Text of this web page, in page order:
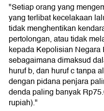
"Setiap orang yang
yang terlibat kecelakaan
tidak menghentikan
pertolongan, atau tidak
kepada Kepolisian
sebagaimana dimaksud
huruf b, dan huruf c tanpa
dengan pidana penjara
denda paling banyak
rupiah)."